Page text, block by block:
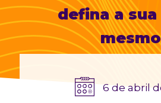
defina a sua
6 de abril